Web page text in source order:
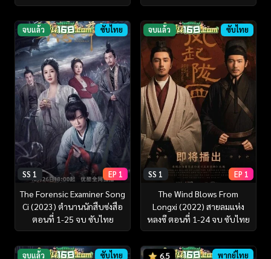
จบแล้ว ซับไทย
SS 1 EP 1
The Forensic Examiner Song
Ci (2023) ตำนานนักสืบซ่งสือ
ตอนที่ 1-25 จบ ซับไทย
จบแล้ว ซับไทย
SS 1 EP 1
The Wind Blows From
Longxi (2022) สายลมแห่ง
หลงซี ตอนที่ 1-24 จบ ซับไทย
จบแล้ว ซับไทย 6.5 พากย์ไทย